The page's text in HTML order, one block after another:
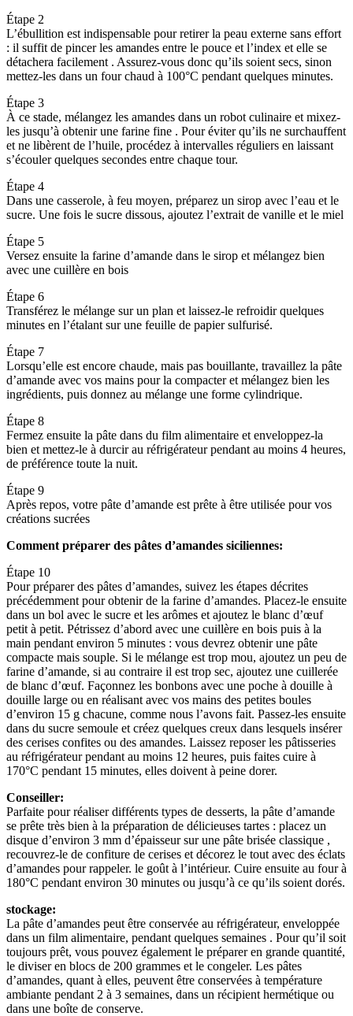
Étape 2
L’ébullition est indispensable pour retirer la peau externe sans effort
: il suffit de pincer les amandes entre le pouce et l’index et elle se
détachera facilement . Assurez-vous donc qu’ils soient secs, sinon
mettez-les dans un four chaud à 100°C pendant quelques minutes.
Étape 3
À ce stade, mélangez les amandes dans un robot culinaire et mixez-
les jusqu’à obtenir une farine fine . Pour éviter qu’ils ne surchauffent
et ne libèrent de l’huile, procédez à intervalles réguliers en laissant
s’écouler quelques secondes entre chaque tour.
Étape 4
Dans une casserole, à feu moyen, préparez un sirop avec l’eau et le
sucre. Une fois le sucre dissous, ajoutez l’extrait de vanille et le miel
Étape 5
Versez ensuite la farine d’amande dans le sirop et mélangez bien
avec une cuillère en bois
Étape 6
Transférez le mélange sur un plan et laissez-le refroidir quelques
minutes en l’étalant sur une feuille de papier sulfurisé.
Étape 7
Lorsqu’elle est encore chaude, mais pas bouillante, travaillez la pâte
d’amande avec vos mains pour la compacter et mélangez bien les
ingrédients, puis donnez au mélange une forme cylindrique.
Étape 8
Fermez ensuite la pâte dans du film alimentaire et enveloppez-la
bien et mettez-le à durcir au réfrigérateur pendant au moins 4 heures,
de préférence toute la nuit.
Étape 9
Après repos, votre pâte d’amande est prête à être utilisée pour vos
créations sucrées
Comment préparer des pâtes d’amandes siciliennes:
Étape 10
Pour préparer des pâtes d’amandes, suivez les étapes décrites
précédemment pour obtenir de la farine d’amandes. Placez-le ensuite
dans un bol avec le sucre et les arômes et ajoutez le blanc d’œuf
petit à petit. Pétrissez d’abord avec une cuillère en bois puis à la
main pendant environ 5 minutes : vous devrez obtenir une pâte
compacte mais souple. Si le mélange est trop mou, ajoutez un peu de
farine d’amande, si au contraire il est trop sec, ajoutez une cuillerée
de blanc d’œuf. Façonnez les bonbons avec une poche à douille à
douille large ou en réalisant avec vos mains des petites boules
d’environ 15 g chacune, comme nous l’avons fait. Passez-les ensuite
dans du sucre semoule et créez quelques creux dans lesquels insérer
des cerises confites ou des amandes. Laissez reposer les pâtisseries
au réfrigérateur pendant au moins 12 heures, puis faites cuire à
170°C pendant 15 minutes, elles doivent à peine dorer.
Conseiller:
Parfaite pour réaliser différents types de desserts, la pâte d’amande
se prête très bien à la préparation de délicieuses tartes : placez un
disque d’environ 3 mm d’épaisseur sur une pâte brisée classique ,
recouvrez-le de confiture de cerises et décorez le tout avec des éclats
d’amandes pour rappeler. le goût à l’intérieur. Cuire ensuite au four à
180°C pendant environ 30 minutes ou jusqu’à ce qu’ils soient dorés.
stockage:
La pâte d’amandes peut être conservée au réfrigérateur, enveloppée
dans un film alimentaire, pendant quelques semaines . Pour qu’il soit
toujours prêt, vous pouvez également le préparer en grande quantité,
le diviser en blocs de 200 grammes et le congeler. Les pâtes
d’amandes, quant à elles, peuvent être conservées à température
ambiante pendant 2 à 3 semaines, dans un récipient hermétique ou
dans une boîte de conserve.